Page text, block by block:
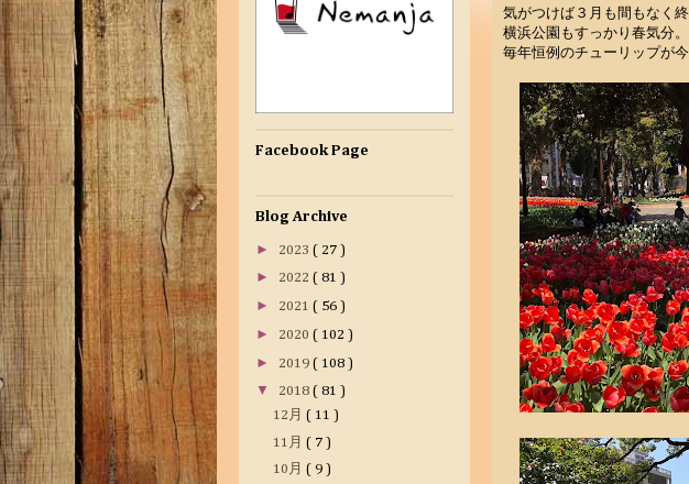
気がつけば３月も間もなく終
横浜公園もすっかり春気分。
毎年恒例のチューリップが
Facebook Page
Blog Archive
► 2023 ( 27 )
► 2022 ( 81 )
► 2021 ( 56 )
► 2020 ( 102 )
► 2019 ( 108 )
▼ 2018 ( 81 )
12月 ( 11 )
11月 ( 7 )
10月 ( 9 )